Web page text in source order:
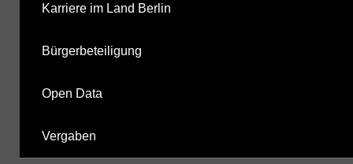
Karriere im Land Berlin
Bürgerbeteiligung
Open Data
Vergaben